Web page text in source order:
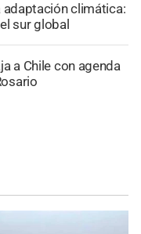
adaptación climática:
sur global
a Chile con agenda